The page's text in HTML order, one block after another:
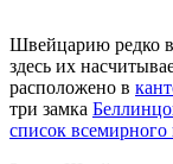
Швейцарию редко
здесь их
расположено в
три замка
список